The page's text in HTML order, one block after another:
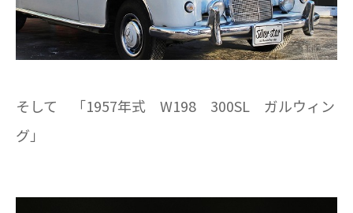
そして 「1957年式 W198 300SL ガルウィン
グ」